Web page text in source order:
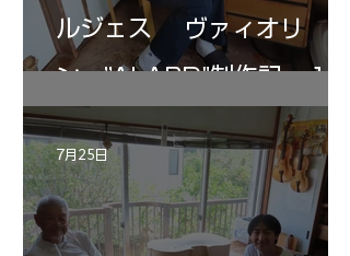
ルジェス ヴァィオリ
ン ”ALARD"制作記 １2
7月25日